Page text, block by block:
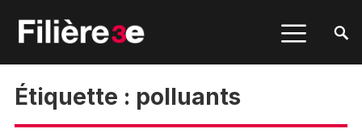
Étiquette : polluants